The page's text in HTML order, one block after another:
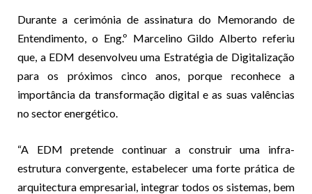
Durante a cerimónia de assinatura do Memorando de
Entendimento, o Eng.º Marcelino Gildo Alberto referiu
que, a EDM desenvolveu uma Estratégia de Digitalização
para os próximos cinco anos, porque reconhece a
importância da transformação digital e as suas valências
no sector energético.
“A EDM pretende continuar a construir uma infra-
estrutura convergente, estabelecer uma forte prática de
arquitectura empresarial, integrar todos os sistemas, bem